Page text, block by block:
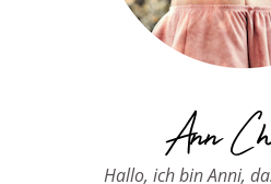
Ann
Hallo, ich bin Anni,